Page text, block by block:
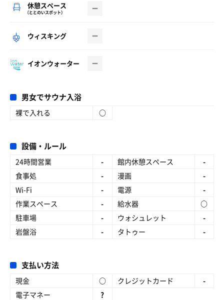
休憩スペース
（ととのいスポット）
ウィスキング
イオンウォーター
男女でサウナ入浴
裸で入れる ○
設備・ルール
24時間営業 - 館内休憩スペース
-
食事処
- 漫画
-
Wi-Fi
- 電源
-
作業スペース
- 給水器
○
駐車場
- ウォシュレット
-
岩盤浴
- タトゥー -
支払い方法
現金 ○ クレジットカード
-
電子マネー
?